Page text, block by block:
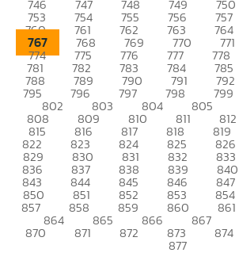
746 747 748 749 750
753 754 755 756 757
760 761 762 763 764
767 768 769 770 771
774 775 776 777 778
781 782 783 784 785
788 789 790 791 792
795 796 797 798 799
802 803 804 805
808 809 810 811 812
815 816 817 818 819
822 823 824 825 826
829 830 831 832 833
836 837 838 839 840
843 844 845 846 847
850 851 852 853 854
857 858 859 860 861
864 865 866 867
870 871 872 873 874
877